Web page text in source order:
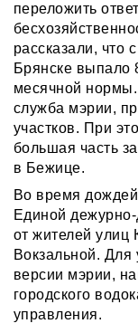
переложить
рассказали, что
Брянске выпало
месячной нормы.
служба мэрии,
участков. При
большая часть
в Бежице.
Во время
Единой
от жителей улиц
Вокзальной. Для
версии мэрии,
городского
управления.